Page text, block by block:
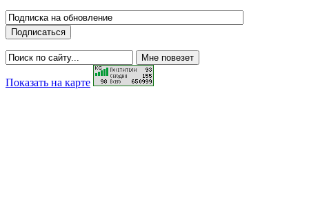
Показать на карте